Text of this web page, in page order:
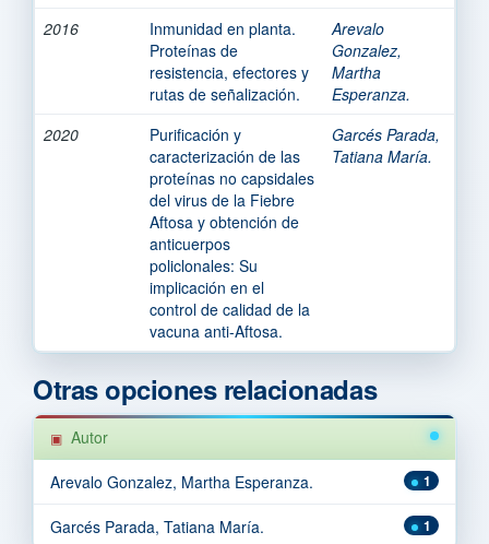
2016
Inmunidad en planta.
Proteínas de
resistencia, efectores y
rutas de señalización.
Arevalo
Gonzalez,
Martha
Esperanza.
2020
Purificación y
caracterización de las
proteínas no capsidales
del virus de la Fiebre
Aftosa y obtención de
anticuerpos
policlonales: Su
implicación en el
control de calidad de la
vacuna anti-Aftosa.
Garcés Parada,
Tatiana María.
Otras opciones relacionadas
Autor
1
Arevalo Gonzalez, Martha Esperanza.
1
Garcés Parada, Tatiana María.